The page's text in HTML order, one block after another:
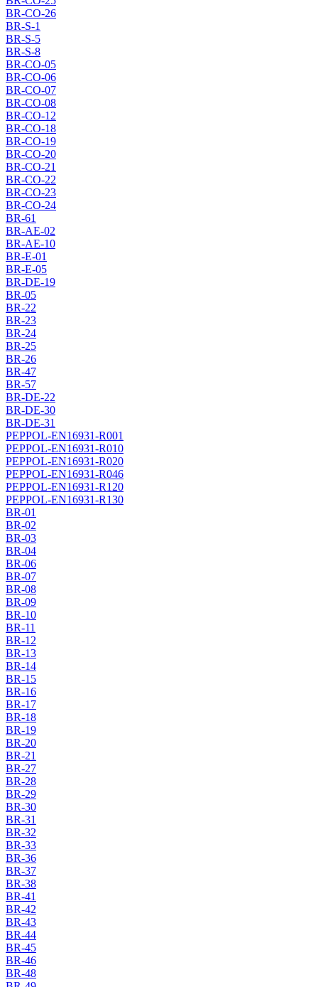
BR-CO-26
BR-S-1
BR-S-5
BR-S-8
BR-CO-05
BR-CO-06
BR-CO-07
BR-CO-08
BR-CO-12
BR-CO-18
BR-CO-19
BR-CO-20
BR-CO-21
BR-CO-22
BR-CO-23
BR-CO-24
BR-61
BR-AE-02
BR-AE-10
BR-E-01
BR-E-05
BR-DE-19
BR-05
BR-22
BR-23
BR-24
BR-25
BR-26
BR-47
BR-57
BR-DE-22
BR-DE-30
BR-DE-31
PEPPOL-EN16931-R001
PEPPOL-EN16931-R010
PEPPOL-EN16931-R020
PEPPOL-EN16931-R046
PEPPOL-EN16931-R120
PEPPOL-EN16931-R130
BR-01
BR-02
BR-03
BR-04
BR-06
BR-07
BR-08
BR-09
BR-10
BR-11
BR-12
BR-13
BR-14
BR-15
BR-16
BR-17
BR-18
BR-19
BR-20
BR-21
BR-27
BR-28
BR-29
BR-30
BR-31
BR-32
BR-33
BR-36
BR-37
BR-38
BR-41
BR-42
BR-43
BR-44
BR-45
BR-46
BR-48